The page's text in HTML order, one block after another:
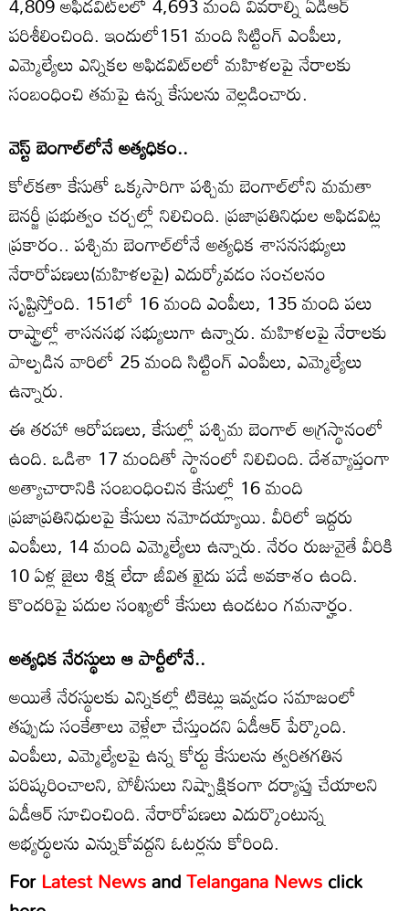
పరిశీలించింది. ఇందులో151 మంది సిట్టింగ్ ఎంపీలు,
ఎమ్మెల్యేలు ఎన్నికల అఫిడవిట్‌లలో మహిళలపై నేరాలకు
సంబంధించి తమపై ఉన్న కేసులను వెల్లడించారు.
వెస్ట్ బెంగాల్‌లోనే అత్యధికం..
కోల్‌కతా కేసుతో ఒక్కసారిగా పశ్చిమ బెంగాల్‌లోని మమతా
బెనర్జీ ప్రభుత్వం చర్చల్లో నిలిచింది. ప్రజాప్రతినిధుల అఫిడవిట్ల
ప్రకారం.. పశ్చిమ బెంగాల్‌లోనే అత్యధిక శాసనసభ్యులు
నేరారోపణలు(మహిళలపై) ఎదుర్కోవడం సంచలనం
సృష్టిస్తోంది. 151లో 16 మంది ఎంపీలు, 135 మంది పలు
రాష్ట్రాల్లో శాసనసభ సభ్యులుగా ఉన్నారు. మహిళలపై నేరాలకు
పాల్పడిన వారిలో 25 మంది సిట్టింగ్ ఎంపీలు, ఎమ్మెల్యేలు
ఉన్నారు.
ఈ తరహా ఆరోపణలు, కేసుల్లో పశ్చిమ బెంగాల్ అగ్రస్థానంలో
ఉంది. ఒడిశా 17 మందితో స్థానంలో నిలిచింది. దేశవ్యాప్తంగా
అత్యాచారానికి సంబంధించిన కేసుల్లో 16 మంది
ప్రజాప్రతినిధులపై కేసులు నమోదయ్యాయి. వీరిలో ఇద్దరు
ఎంపీలు, 14 మంది ఎమ్మెల్యేలు ఉన్నారు. నేరం రుజువైతే వీరికి
10 ఏళ్ల జైలు శిక్ష లేదా జీవిత ఖైదు పడే అవకాశం ఉంది.
కొందరిపై పదుల సంఖ్యలో కేసులు ఉండటం గమనార్హం.
అత్యధిక నేరస్థులు ఆ పార్టీలోనే..
అయితే నేరస్థులకు ఎన్నికల్లో టికెట్లు ఇవ్వడం సమాజంలో
తప్పుడు సంకేతాలు వెళ్లేలా చేస్తుందని ఏడీఆర్ పేర్కొంది.
ఎంపీలు, ఎమ్మెల్యేలపై ఉన్న కోర్టు కేసులను త్వరితగతిన
పరిష్కరించాలని, పోలీసులు నిష్పాక్షికంగా దర్యాప్తు చేయాలని
ఏడీఆర్ సూచించింది. నేరారోపణలు ఎదుర్కొంటున్న
అభ్యర్థులను ఎన్నుకోవద్దని ఓటర్లను కోరింది.
ForLatest NewsandTelangana Newsclick